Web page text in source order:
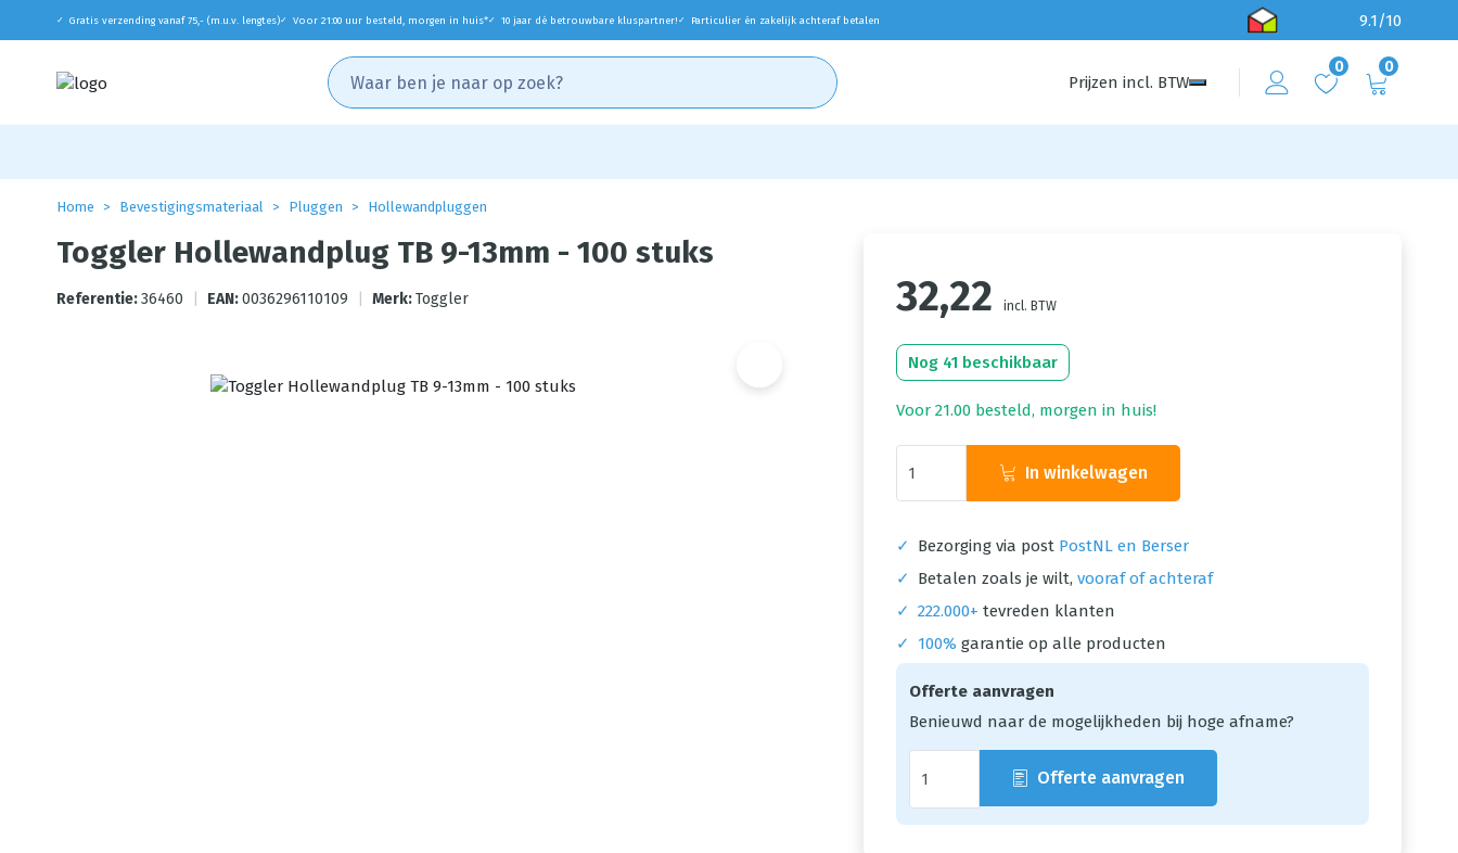
✓ Gratis verzending vanaf 75,- (m.u.v. lengtes)✓ Voor 21:00 uur besteld, morgen in huis*✓ 10 jaar dé betrouwbare kluspartner! ✓ Particulier én zakelijk achteraf betalen 9.1/10
Prijzen incl. BTW
0 0
Home Bevestigingsmateriaal Pluggen Hollewandpluggen
Toggler Hollewandplug TB 9-13mm - 100 stuks
Referentie:36460 EAN:0036296110109 Merk:Toggler 32,22 incl. BTW
Nog 41 beschikbaar
Voor 21.00 besteld, morgen in huis!
In winkelwagen
✓ Bezorging via post PostNL en Berser
✓
Betalen zoals je wilt, vooraf of achteraf
✓ 222.000+ tevreden klanten
✓
100% garantie op alle producten
Offerte aanvragen
Benieuwd naar de mogelijkheden bij hoge afname?
Offerte aanvragen